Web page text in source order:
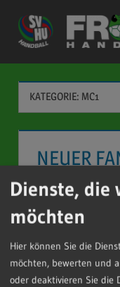
Inhalt
springen
KATEGORIE: MC1
NEUER
13. MÄRZ 2026
Ab sofort ist der
zu erwerben!!!
Dienste, die
möchten
Hier können Sie die
möchten, bewerten und
oder deaktivieren Sie die